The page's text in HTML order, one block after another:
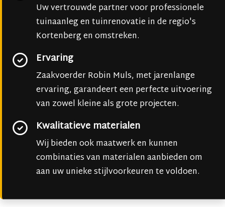
Uw vertrouwde partner voor professionele
tuinaanleg en tuinrenovatie in de regio's
Kortenberg en omstreken.
Ervaring
Zaakvoerder Robin Muls, met jarenlange
ervaring, garandeert een perfecte uitvoering
van zowel kleine als grote projecten.
Kwalitatieve materialen
Wij bieden ook maatwerk en kunnen
combinaties van materialen aanbieden om
aan uw unieke stijlvoorkeuren te voldoen.